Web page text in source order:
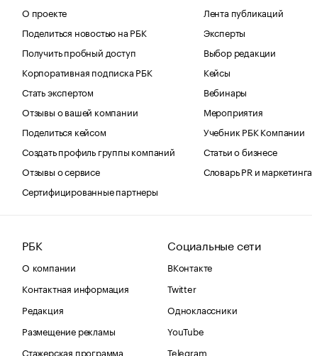
О проекте
Поделиться новостью на РБК
Получить пробный доступ
Корпоративная подписка РБК
Стать экспертом
Отзывы о вашей компании
Поделиться кейсом
Создать профиль группы компаний
Отзывы о сервисе
Сертифицированные партнеры
Лента публикаций
Эксперты
Выбор редакции
Кейсы
Вебинары
Мероприятия
Учебник РБК Компании
Статьи о бизнесе
Словарь PR и маркетинга
РБК
О компании
Контактная информация
Редакция
Размещение рекламы
Стажерская программа
Социальные сети
ВКонтакте
Twitter
Одноклассники
YouTube
Telegram